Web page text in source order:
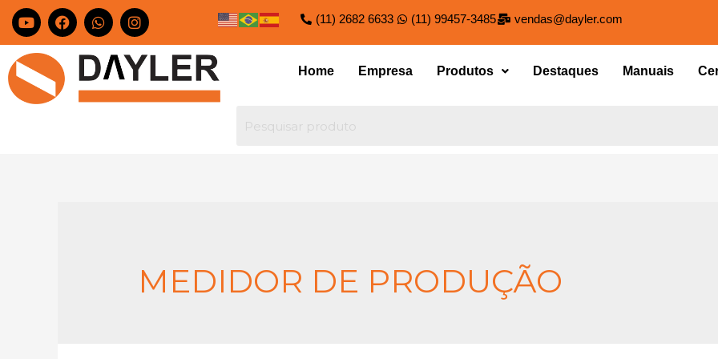
(11) 2682 6633 (11) 99457-3485 vendas@dayler.com
Home Empresa Produtos Destaques Manuais
MEDIDOR DE PRODUÇÃO